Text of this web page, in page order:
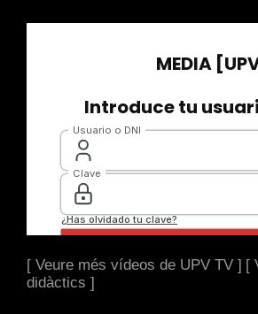
[ Veure més vídeos de UPV TV ] [
didàctics ]